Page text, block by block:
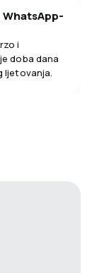
i
doba dana
ljetovanja.